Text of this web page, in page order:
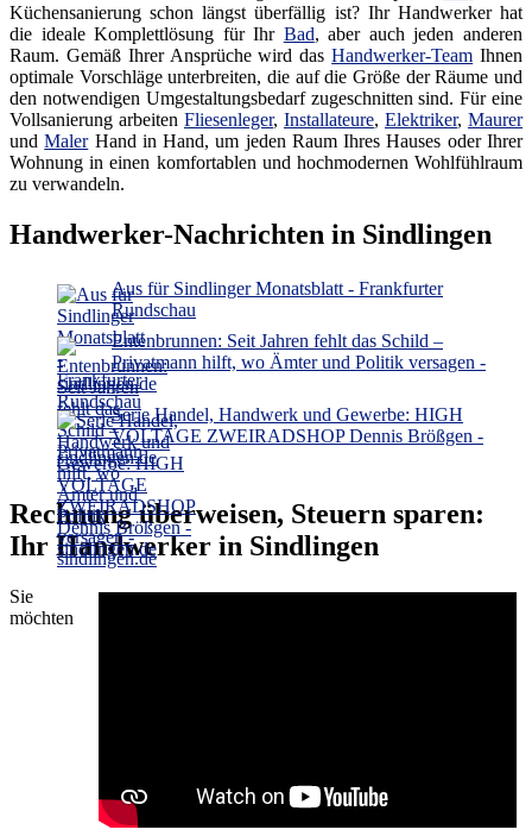
Küchensanierung schon längst überfällig ist? Ihr Handwerker hat
die ideale Komplettlösung für Ihr Bad, aber auch jeden anderen
Raum. Gemäß Ihrer Ansprüche wird dasHandwerker-Team Ihnen
optimale Vorschläge unterbreiten, die auf die Größe der Räume und
den notwendigen Umgestaltungsbedarf zugeschnitten sind. Für eine
Vollsanierung arbeiten Fliesenleger, Installateure, Elektriker, Maurer
undMalerHand in Hand, um jeden Raum Ihres Hauses oder Ihrer
Wohnung in einen komfortablen und hochmodernen Wohlfühlraum
zu verwandeln.
Handwerker-Nachrichten in Sindlingen
Aus für Sindlinger Monatsblatt - Frankfurter
Rundschau
Entenbrunnen: Seit Jahren fehlt das Schild –
Privatmann hilft, wo Ämter und Politik versagen -
sindlingen.de
Serie Handel, Handwerk und Gewerbe: HIGH
VOLTAGE ZWEIRADSHOP Dennis Brößgen -
sindlingen.de
Rechnung überweisen, Steuern sparen:
Ihr Handwerker in Sindlingen
Sie
möchten